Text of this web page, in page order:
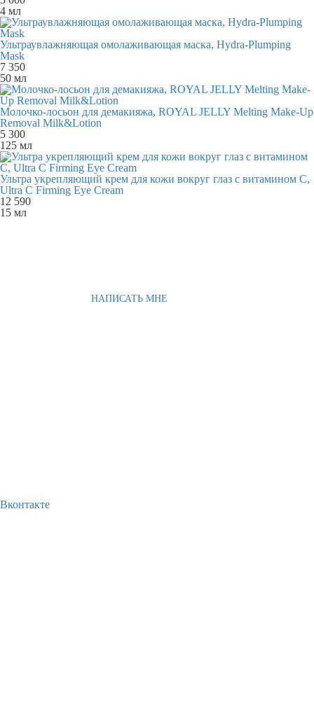
4 мл
Ультраувлажняющая омолаживающая маска, Hydra-Plumping
Mask
7 350
50 мл
Молочко-лосьон для демакияжа, ROYAL JELLY Melting Make-Up
Removal Milk&Lotion
5 300
125 мл
Ультра укрепляющий крем для кожи вокруг глаз с витамином С,
Ultra C Firming Eye Cream
12 590
15 мл
НАПИСАТЬ МНЕ
Вконтакте